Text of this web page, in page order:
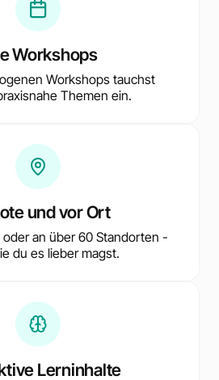
Workshops
Workshops tauchst
Themen ein.
und vor Ort
oder an über 60 Standorten -
du es lieber magst.
Lerninhalte